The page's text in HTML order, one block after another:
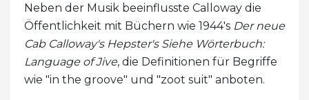
Neben der Musik beeinflusste Calloway die
Öffentlichkeit mit Büchern wie 1944's Der neue
Cab Calloway's Hepster's Siehe Wörterbuch:
Language of Jive, die Definitionen für Begriffe
wie "in the groove" und "zoot suit" anboten.